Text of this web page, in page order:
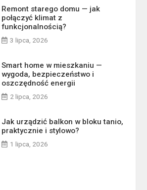
Remont starego domu — jak
połączyć klimat z
funkcjonalnością?
3 lipca, 2026
Smart home w mieszkaniu —
wygoda, bezpieczeństwo i
oszczędność energii
2 lipca, 2026
Jak urządzić balkon w bloku tanio,
praktycznie i stylowo?
1 lipca, 2026